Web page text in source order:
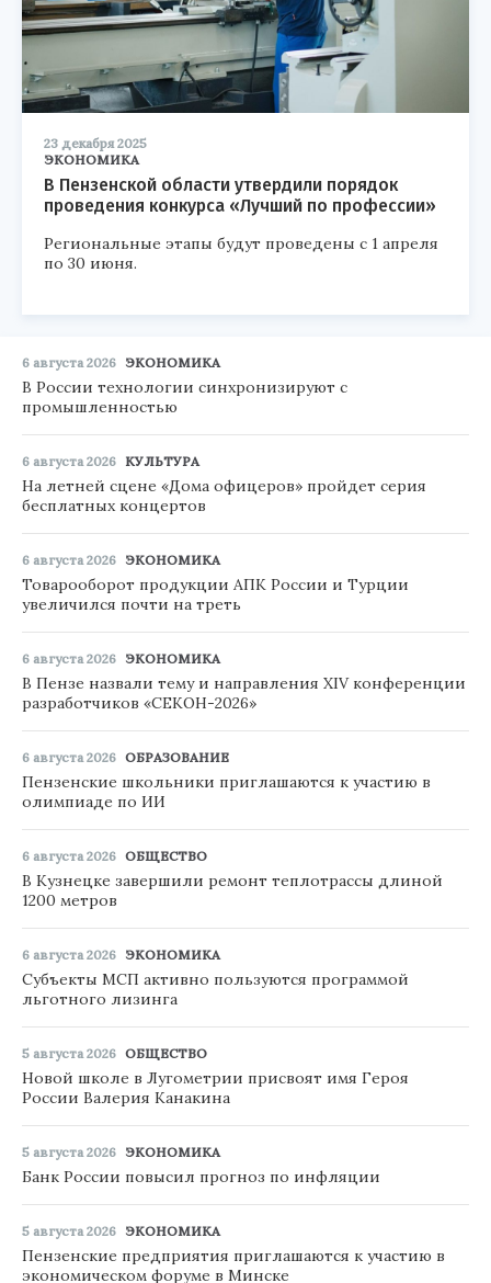
23 декабря 2025
ЭКОНОМИКА
В Пензенской области утвердили порядок
проведения конкурса «Лучший по профессии»
Региональные этапы будут проведены с 1 апреля
по 30 июня.
6 августа 2026 ЭКОНОМИКА
В России технологии синхронизируют с
промышленностью
6 августа 2026 КУЛЬТУРА
На летней сцене «Дома офицеров» пройдет серия
бесплатных концертов
6 августа 2026 ЭКОНОМИКА
Товарооборот продукции АПК России и Турции
увеличился почти на треть
6 августа 2026 ЭКОНОМИКА
В Пензе назвали тему и направления XIV конференции
разработчиков «СЕКОН-2026»
6 августа 2026 ОБРАЗОВАНИЕ
Пензенские школьники приглашаются к участию в
олимпиаде по ИИ
6 августа 2026 ОБЩЕСТВО
В Кузнецке завершили ремонт теплотрассы длиной
1200 метров
6 августа 2026 ЭКОНОМИКА
Субъекты МСП активно пользуются программой
льготного лизинга
5 августа 2026 ОБЩЕСТВО
Новой школе в Лугометрии присвоят имя Героя
России Валерия Канакина
5 августа 2026 ЭКОНОМИКА
Банк России повысил прогноз по инфляции
5 августа 2026 ЭКОНОМИКА
Пензенские предприятия приглашаются к участию в
экономическом форуме в Минске